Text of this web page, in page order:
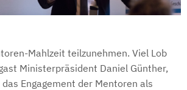
Mahlzeit teilzunehmen. Viel Lob
Ministerpräsident Daniel Günther,
Engagement der Mentoren als